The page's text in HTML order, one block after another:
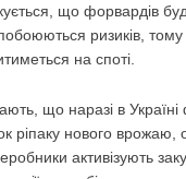
що форвардів
побоюються ризиків,
на споті.
що наразі в
ріпаку нового врожаю,
активізують